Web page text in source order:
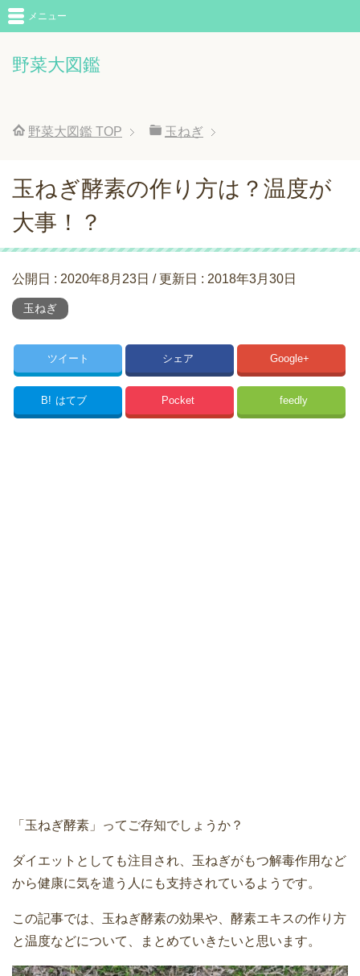
野菜大図鑑
メニュー
野菜大図鑑 TOP 玉ねぎ
玉ねぎ酵素の作り方は？温度が
大事！？
公開日 : 2020年8月23日 / 更新日 : 2018年3月30日
玉ねぎ
ツイート シェア Google+
B! はてブ Pocket feedly
「玉ねぎ酵素」ってご存知でしょうか？
ダイエットとしても注目され、玉ねぎがもつ解毒作用など
から健康に気を遣う人にも支持されているようです。
この記事では、玉ねぎ酵素の効果や、酵素エキスの作り方
と温度などについて、まとめていきたいと思います。